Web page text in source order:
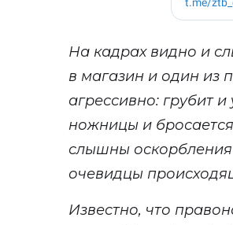
На кадрах видно и
в магазин и один из
агрессивно: грубит
ножницы и
слышны
очевидцы
Известно, что